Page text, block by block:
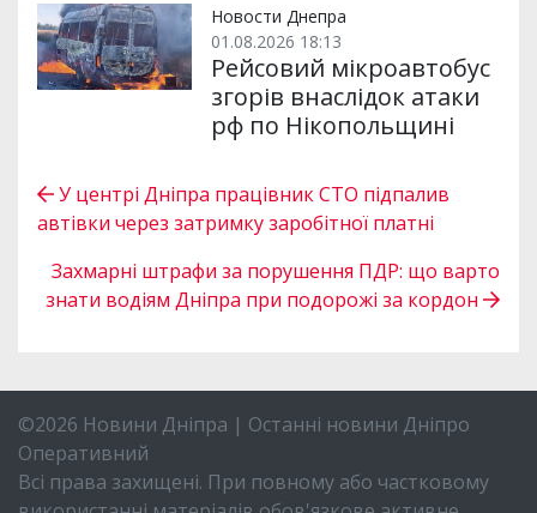
Новости Днепра
01.08.2026 18:13
Рейсовий мікроавтобус
згорів внаслідок атаки
рф по Нікопольщині
У центрі Дніпра працівник СТО підпалив
автівки через затримку заробітної платні
Захмарні штрафи за порушення ПДР: що варто
знати водіям Дніпра при подорожі за кордон
©2026 Новини Дніпра | Останні новини Дніпро
Оперативний
Всі права захищені. При повному або частковому